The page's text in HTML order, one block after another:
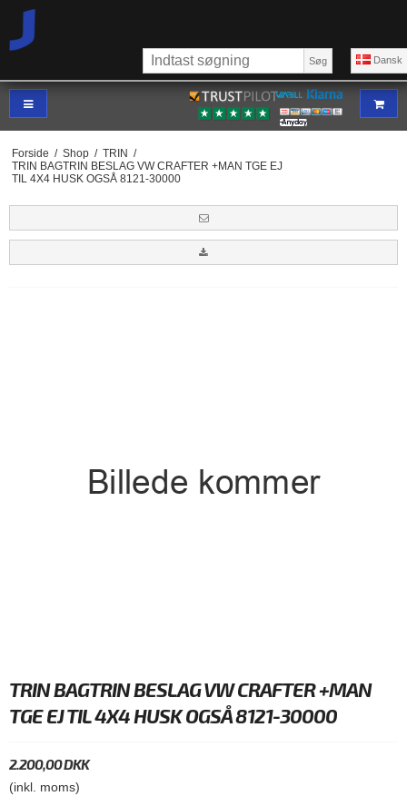
Dansk
Søg
Forside / Shop / TRIN /
TRIN BAGTRIN BESLAG VW CRAFTER +MAN TGE EJ
TIL 4X4 HUSK OGSÅ 8121-30000
TRIN BAGTRIN BESLAG VW CRAFTER +MAN
TGE EJ TIL 4X4 HUSK OGSÅ 8121-30000
2.200,00 DKK
(inkl. moms)